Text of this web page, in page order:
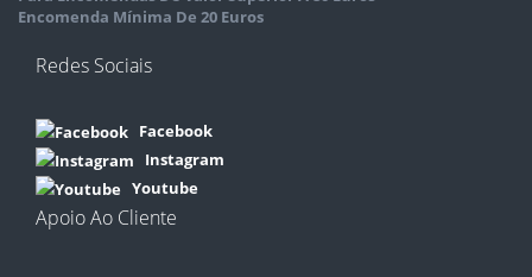
Encomenda Mínima De 20 Euros
Redes Sociais
Facebook
Instagram
Youtube
Apoio Ao Cliente